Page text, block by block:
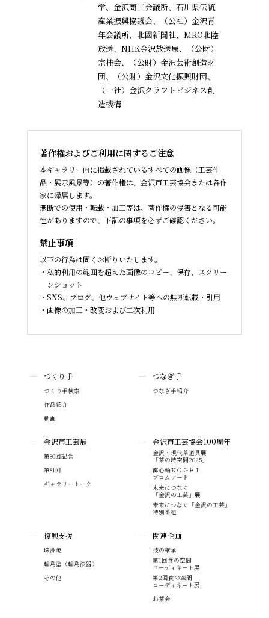
学、金沢商工会議所、石川県伝統
産業振興協議会、
（公社）金沢青
年会議所、北國新聞社、MRO北陸
放送、NHK金沢放送局、（公財）
宗桂会、
（公財）金沢芸術創造財
団、（公財）金沢文化振興財団、
（一社）金沢クラフトビジネス創
造機構
著作権およびご利用に関するご注意
本ギャラリー内に掲載されているすべての画像（工芸作
品・展示風景等）の著作権は、金沢市工芸協会または各作
家に帰属します。
無断での使用・転載・加工等は、著作権の侵害となる可能
性がありますので、下記の事項を必ずご確認ください。
禁止事項
以下の行為は固くお断りいたします。
私的利用の範囲を超えた画像のコピー、保存、スクリー
ンショット
SNS、ブログ、他ウェブサイト等への無断転載・引用
画像の加工・改変および二次利用
つくり手
つくり手検索
作品紹介
動画
つなぎ手
つなぎ手紹介
金沢市工芸展
第80回記念
第81回
ギャラリートーク
金沢市工芸協会100周年
金沢・現代茶道具展
「茶の時空間2025」
都心軸ＫＯＧＥＩ
プロムナード
未来につなぐ
「金沢の工芸」展
未来につなぐ「金沢の工芸」
特別番組
復興支援
珠洲焼
輪島塗（輪島漆器）
その他
関連企画
技の継承
第1回食の空間
コーディネート展
第2回食の空間
コーディネート展
お茶会